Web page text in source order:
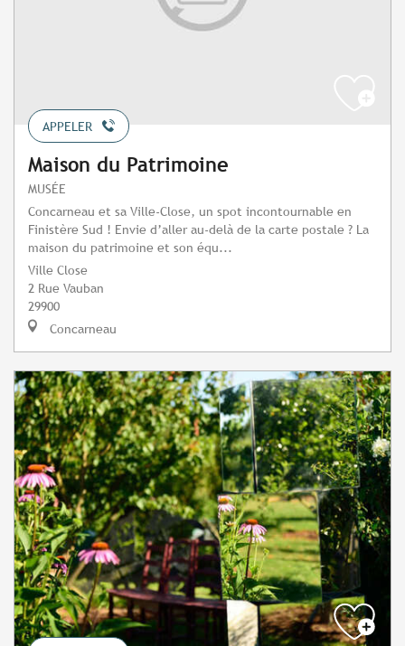
APPELER
Maison du Patrimoine
MUSÉE
Concarneau et sa Ville-Close, un spot incontournable en
Finistère Sud ! Envie d’aller au-delà de la carte postale ? La
maison du patrimoine et son équ...
Ville Close
2 Rue Vauban
29900
Concarneau